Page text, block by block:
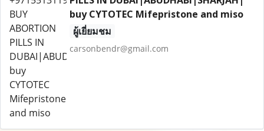
buy CYTOTEC Mifepristone and miso
ผู้เยี่ยมชม
carsonbendr@gmail.com